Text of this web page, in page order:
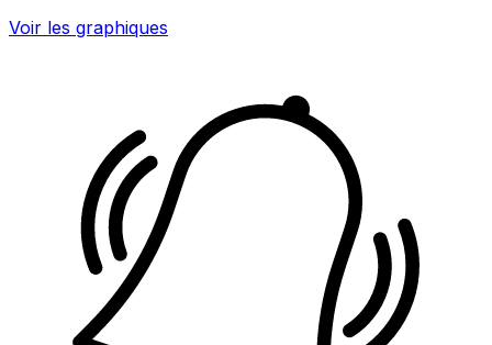
Voir les graphiques